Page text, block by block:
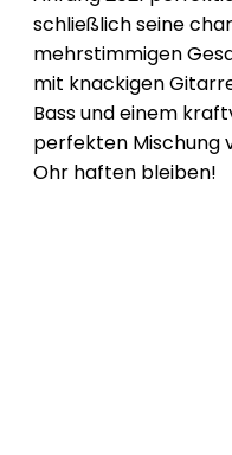
schließlich seine
mehrstimmigen
mit knackigen
Bass und einem
perfekten Mischung
Ohr haften bleiben!